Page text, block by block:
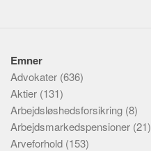
Emner
Advokater (636)
Aktier (131)
Arbejdsløshedsforsikring (8)
Arbejdsmarkedspensioner (21)
Arveforhold (153)